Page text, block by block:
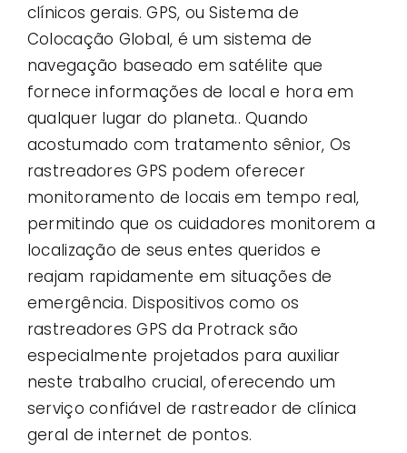
clínicos gerais. GPS, ou Sistema de
Colocação Global, é um sistema de
navegação baseado em satélite que
fornece informações de local e hora em
qualquer lugar do planeta.. Quando
acostumado com tratamento sênior, Os
rastreadores GPS podem oferecer
monitoramento de locais em tempo real,
permitindo que os cuidadores monitorem a
localização de seus entes queridos e
reajam rapidamente em situações de
emergência. Dispositivos como os
rastreadores GPS da Protrack são
especialmente projetados para auxiliar
neste trabalho crucial, oferecendo um
serviço confiável de rastreador de clínica
geral de internet de pontos.